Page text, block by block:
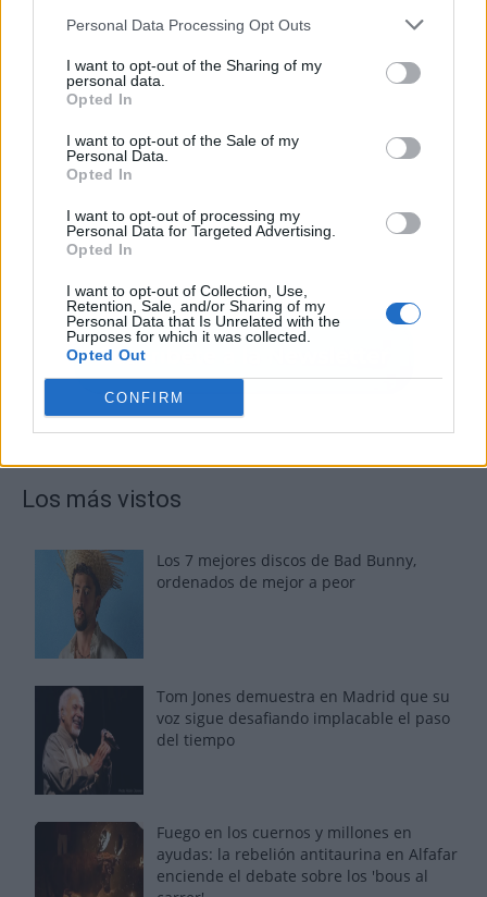
Personal Data Processing Opt Outs
I want to opt-out of the Sharing of my
personal data.
Opted In
I want to opt-out of the Sale of my
Personal Data.
Opted In
I want to opt-out of processing my
Personal Data for Targeted Advertising.
Opted In
I want to opt-out of Collection, Use,
Retention, Sale, and/or Sharing of my
Personal Data that Is Unrelated with the
Purposes for which it was collected.
Opted Out
CONFIRM
Los más vistos
Los 7 mejores discos de Bad Bunny,
ordenados de mejor a peor
Tom Jones demuestra en Madrid que su
voz sigue desafiando implacable el paso
del tiempo
Fuego en los cuernos y millones en
ayudas: la rebelión antitaurina en Alfafar
enciende el debate sobre los 'bous al